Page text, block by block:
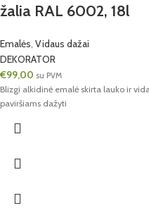
žalia RAL 6002, 18l
Emalės, Vidaus dažai
DEKORATOR
€99,00 su PVM
Blizgi alkidinė emalė skirta lauko ir
paviršiams dažyti